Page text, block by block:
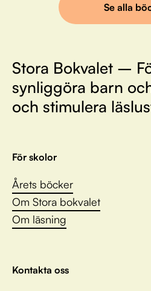
Se alla
Stora Bokvalet –
synliggöra barn
och stimulera
För skolor
Årets böcker
Om Stora bokvalet
Om läsning
Kontakta oss